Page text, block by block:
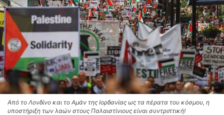
Από το Λονδίνο και το Αμάν της Ιορδανίας ως τα πέρατα του κόσμου, η
υποστήριξη των λαών στους Παλαιστίνιους είναι συντριπτική!